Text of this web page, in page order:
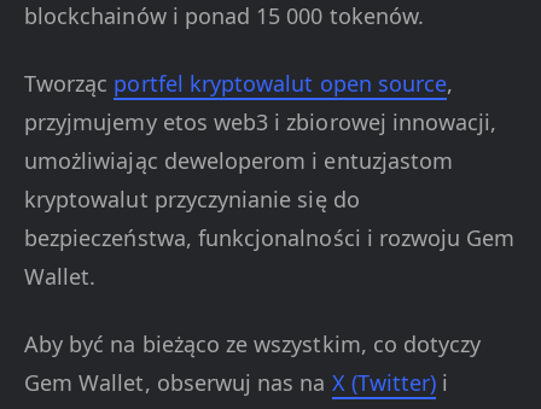
blockchainów i ponad 15 000 tokenów.
Tworząc portfel kryptowalut open source,
przyjmujemy etos web3 i zbiorowej innowacji,
umożliwiając deweloperom i entuzjastom
kryptowalut przyczynianie się do
bezpieczeństwa, funkcjonalności i rozwoju Gem
Wallet.
Aby być na bieżąco ze wszystkim, co dotyczy
Gem Wallet, obserwuj nas na X (Twitter) i